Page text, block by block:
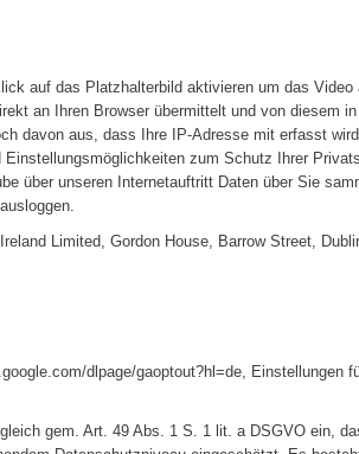
auf das Platzhalterbild aktivieren um das
an Ihren Browser übermittelt und von diesem
davon aus, dass Ihre IP-Adresse mit erfasst
zum Schutz Ihrer
über unseren Internetauftritt Daten über Sie
Limited, Gordon House, Barrow Street,
dlpage/gaoptout?hl=de, Einstellungen
gem. Art. 49 Abs. 1 S. 1 lit. a DSGVO ein,